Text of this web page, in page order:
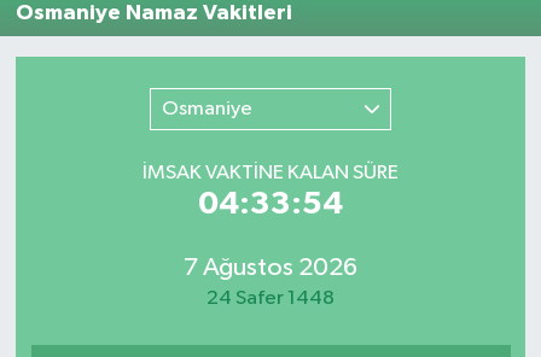
Osmaniye Namaz Vakitleri
Osmaniye
İMSAK VAKTİNE KALAN SÜRE
04:33:54
7 Ağustos 2026
24 Safer 1448
Canlı Yayın
Namaz Vakitleri
Tüm Manşetler
Son Dakika Haberleri